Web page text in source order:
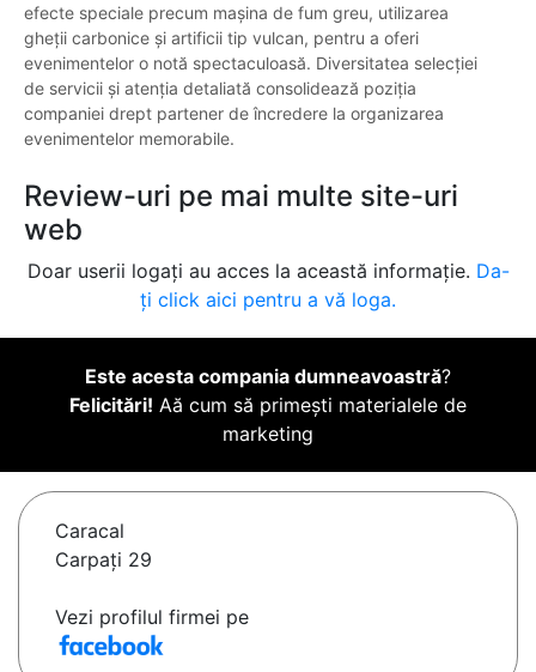
efecte speciale precum mașina de fum greu, utilizarea
gheții carbonice și artificii tip vulcan, pentru a oferi
evenimentelor o notă spectaculoasă. Diversitatea selecției
de servicii și atenția detaliată consolidează poziția
companiei drept partener de încredere la organizarea
evenimentelor memorabile.
Review-uri pe mai multe site-uri
web
Doar userii logați au acces la această informație. Da-
ți click aici pentru a vă loga.
Este acesta compania dumneavoastră?
Felicitări! Aă cum să primești materialele de
marketing
Caracal
Carpați 29
Vezi profilul firmei pe